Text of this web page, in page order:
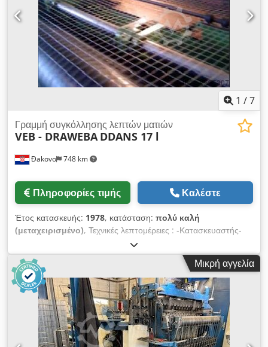
μπορούν να παραχθούν: KT KTS Πάνω ιμάντας Ø: 5 - 16 mm
5 - 7 mm Κάτω ιμάντας Ø: 5 - 16 mm 5 - 7 mm Διαγώνιος Ø:
7 mm 5 - 7 mm Ύψος: 70-400mm 80-310mm Διαίρεση της
διαγωνίου: 190 - 210 mm 200 mm Dcedpfxsrn N Efe Alfok
Πρωτογενές υλικό: 1,5 εκ: Χάλυβας οπλισμού ψυχρής ή
θερμής έλασης από πηνίο σύμφωνα με το πρότυπο EN
10080:2005 σε ποιότητα συγκολλήσιμη, μέγιστη
περιεκτικότητα σε άνθρακα 0,20 %. Η γραμμή βρίσκεται σε 1 /7
Đakovo 748 km
Γραμμή συγκόλλησης λεπτών ματιών
VEB - DRAWEBA DDANS 17 l
Πληροφορίες τιμής Καλέστε
Έτος κατασκευής: 1978, κατάσταση: πολύ καλή
(μεταχειρισμένο), Τεχνικές λεπτομέρειες : -Κατασκευαστής-
DRAWEBA - Μοντέλο - DDANS 17 l - Έτος - 1978 Dsdpfjlf
Iqnox Alfjck - Διάμετρος σύρματος - 1,4 -1,6 mm - Μέγεθος
ανοίγματος πλέγματος - 10x10 mm min. - Πλάτος πλέγματος -
1600 mm
Μικρή αγγελία